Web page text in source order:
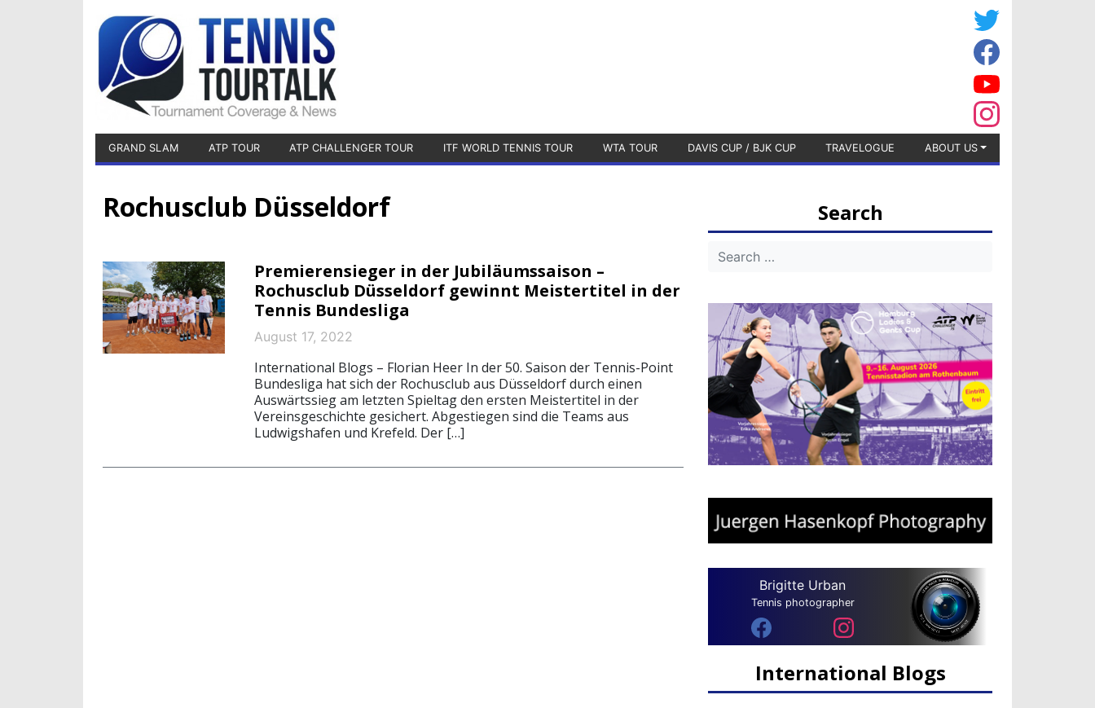
GRAND SLAM ATP TOUR ATP CHALLENGER TOUR ITF WORLD TENNIS TOUR WTA TOUR DAVIS CUP / BJK CUP TRAVELOGUE ABOUT US
Rochusclub Düsseldorf
Premierensieger in der Jubiläumssaison –
Rochusclub Düsseldorf gewinnt Meistertitel in der
Tennis Bundesliga
August 17, 2022
International Blogs – Florian Heer In der 50. Saison der Tennis-Point
Bundesliga hat sich der Rochusclub aus Düsseldorf durch einen
Auswärtssieg am letzten Spieltag den ersten Meistertitel in der
Vereinsgeschichte gesichert. Abgestiegen sind die Teams aus
Ludwigshafen und Krefeld. Der […]
Search
Brigitte Urban
Tennis photographer
International Blogs